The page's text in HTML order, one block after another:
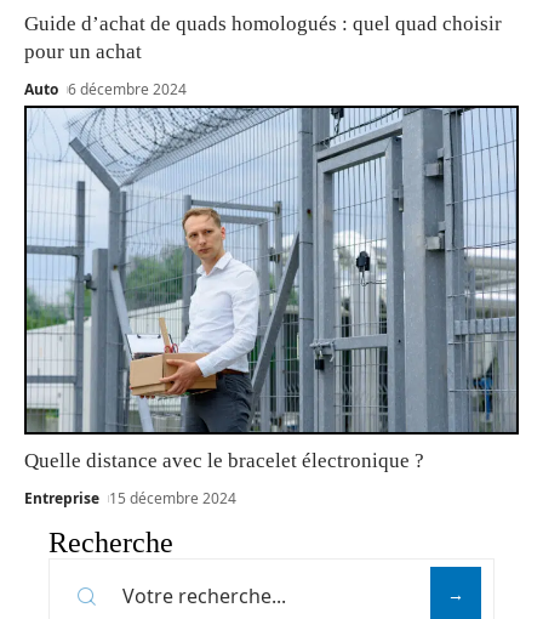
Guide d’achat de quads homologués : quel quad choisir
pour un achat
Auto 6 décembre 2024
Quelle distance avec le bracelet électronique ?
Entreprise 15 décembre 2024
Recherche